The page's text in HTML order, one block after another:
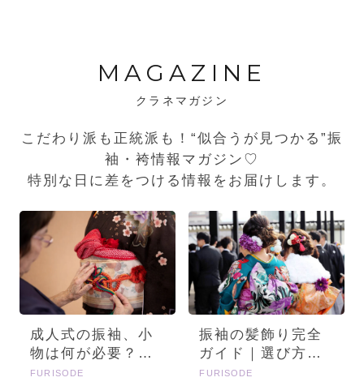
MAGAZINE
クラネマガジン
こだわり派も正統派も！“似合うが見つかる”振
袖・袴情報マガジン♡
特別な日に差をつける情報をお届けします。
成人式の振袖、小
物は何が必要？画
像とセットで詳し
FURISODE
振袖の髪飾り完全
ガイド｜選び方・
種類・トレンドを
FURISODE